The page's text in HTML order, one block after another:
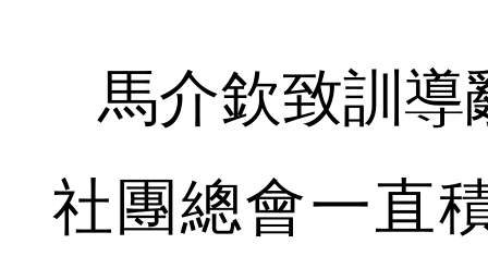
馬介欽致訓導
社團總會一直